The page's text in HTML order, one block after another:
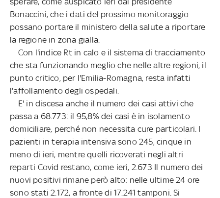
Bonaccini, che i dati del prossimo monitoraggio
possano portare il ministero della salute a riportare
la regione in zona gialla.
Con l'indice Rt in calo e il sistema di tracciamento
che sta funzionando meglio che nelle altre regioni, il
punto critico, per l'Emilia-Romagna, resta infatti
l'affollamento degli ospedali.
E' in discesa anche il numero dei casi attivi che
passa a 68.773: il 95,8% dei casi è in isolamento
domiciliare, perché non necessita cure particolari. I
pazienti in terapia intensiva sono 245, cinque in
meno di ieri, mentre quelli ricoverati negli altri
reparti Covid restano, come ieri, 2.673 Il numero dei
nuovi positivi rimane però alto: nelle ultime 24 ore
sono stati 2.172, a fronte di 17.241 tamponi. Si